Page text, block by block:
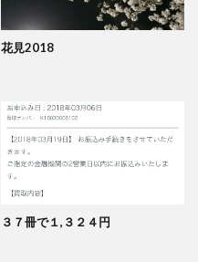
花見2018
３７冊で１,３２４円